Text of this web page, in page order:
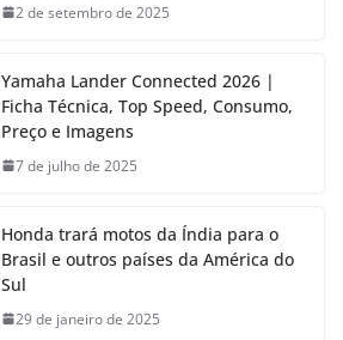
2 de setembro de 2025
Yamaha Lander Connected 2026 |
Ficha Técnica, Top Speed, Consumo,
Preço e Imagens
7 de julho de 2025
Honda trará motos da Índia para o
Brasil e outros países da América do
Sul
29 de janeiro de 2025